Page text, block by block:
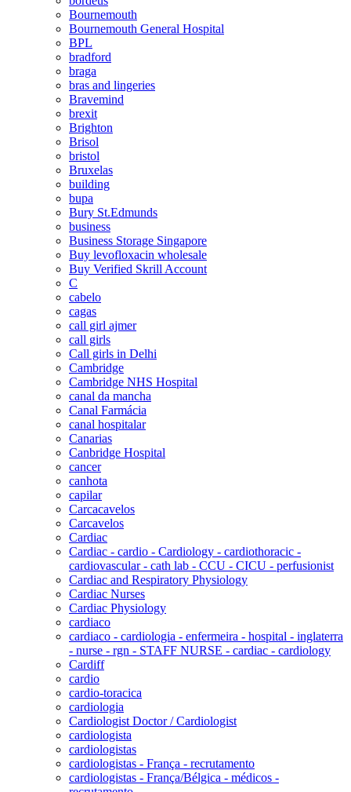
Bournemouth
Bournemouth General Hospital
BPL
bradford
braga
bras and lingeries
Bravemind
brexit
Brighton
Brisol
bristol
Bruxelas
building
bupa
Bury St.Edmunds
business
Business Storage Singapore
Buy levofloxacin wholesale
Buy Verified Skrill Account
C
cabelo
cagas
call girl ajmer
call girls
Call girls in Delhi
Cambridge
Cambridge NHS Hospital
canal da mancha
Canal Farmácia
canal hospitalar
Canarias
Canbridge Hospital
cancer
canhota
capilar
Carcacavelos
Carcavelos
Cardiac
Cardiac - cardio - Cardiology - cardiothoracic -
cardiovascular - cath lab - CCU - CICU - perfusionist
Cardiac and Respiratory Physiology
Cardiac Nurses
Cardiac Physiology
cardiaco
cardiaco - cardiologia - enfermeira - hospital - inglaterra
- nurse - rgn - STAFF NURSE - cardiac - cardiology
Cardiff
cardio
cardio-toracica
cardiologia
Cardiologist Doctor / Cardiologist
cardiologista
cardiologistas
cardiologistas - França - recrutamento
cardiologistas - França/Bélgica - médicos -